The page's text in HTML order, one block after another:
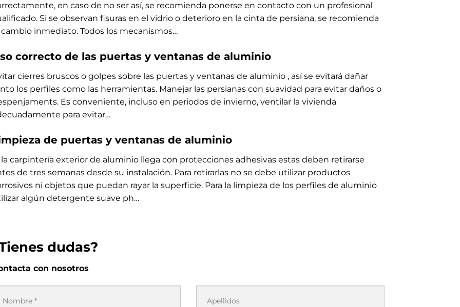
en caso de no ser así, se recomienda ponerse en contacto con un profesional
Si se observan fisuras en el vidrio o deterioro en la cinta de persiana, se recomienda
inmediato. Todos los mecanismos…
correcto de las puertas y ventanas de aluminio
cierres bruscos o golpes sobre las puertas y ventanas de aluminio , así se evitará dañar
los perfiles como las herramientas. Manejar las persianas con suavidad para evitar daños o
Es conveniente, incluso en periodos de invierno, ventilar la vivienda
para evitar…
de puertas y ventanas de aluminio
la carpintería exterior de aluminio llega con protecciones adhesivas estas deben retirarse
de tres semanas desde su instalación. Para retirarlas no se debe utilizar productos
ni objetos que puedan rayar la superficie. Para la limpieza de los perfiles de aluminio
algún detergente suave ph…
dudas?
con nosotros